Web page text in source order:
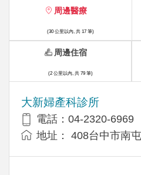
周邊醫療
(30 公里以內, 共 17 筆)
大新婦產科診所
電話：04-2320-6969
地址： 408台中市南
周邊住宿
(2 公里以內, 共 79 筆)